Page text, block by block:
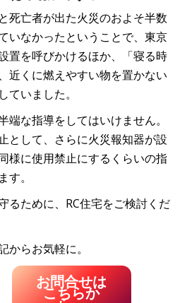
死亡者が出た火災のおよそ半数
いなかったということで、東京
置を呼びかけるほか、「寝る時
近くに燃えやすい物を置かない
ていました。
端な指導をしてはいけません。
として、さらに火災報知器が設
様に使用禁止にするくらいの指
。
るために、RC住宅をご検討くだ
らお気軽に。
お問合せは
こちらか